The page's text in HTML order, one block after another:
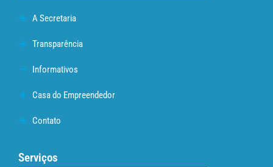
A Secretaria
Transparência
Informativos
Casa do Empreendedor
Contato
Serviços